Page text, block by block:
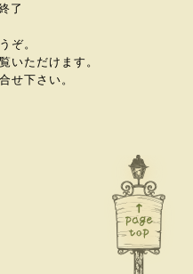
了
ぞ。
いただけます。
せ下さい。